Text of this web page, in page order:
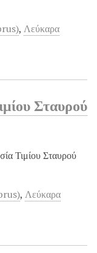
, Λεύκαρα
Σταυρού
Τιμίου Σταυρού
, Λεύκαρα